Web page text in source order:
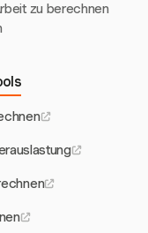
zu berechnen